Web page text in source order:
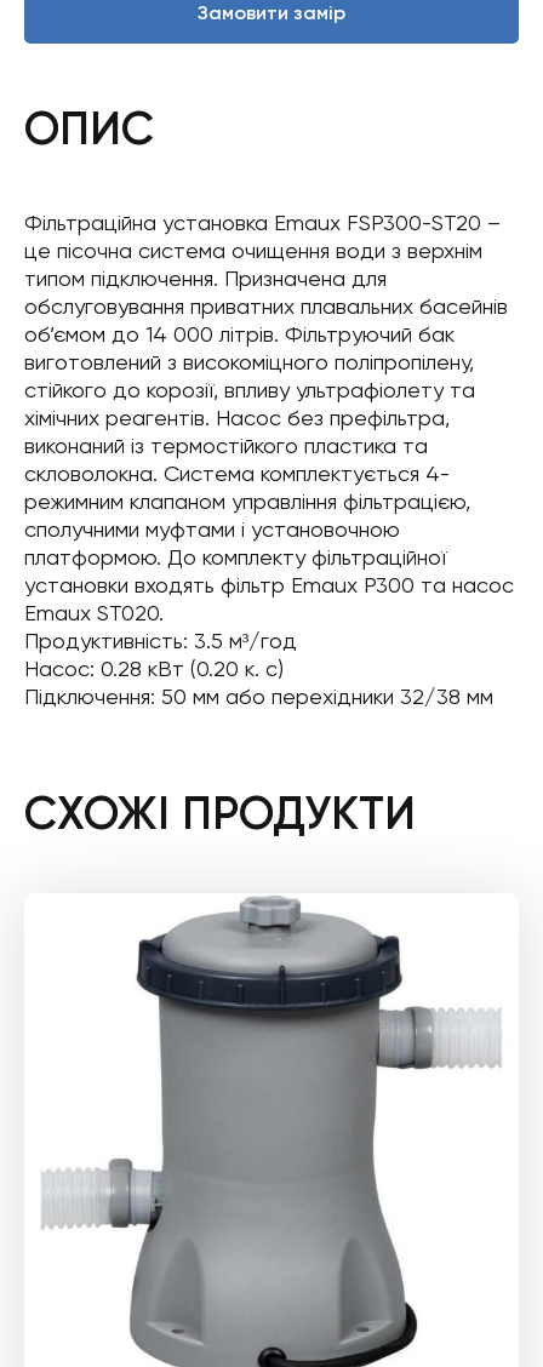
Замовити замір
ОПИС
Фільтраційна установка Emaux FSP300-ST20 –
це пісочна система очищення води з верхнім
типом підключення. Призначена для
обслуговування приватних плавальних басейнів
об’ємом до 14 000 літрів. Фільтруючий бак
виготовлений з високоміцного поліпропілену,
стійкого до корозії, впливу ультрафіолету та
хімічних реагентів. Насос без префільтра,
виконаний із термостійкого пластика та
скловолокна. Система комплектується 4-
режимним клапаном управління фільтрацією,
сполучними муфтами і установочною
платформою. До комплекту фільтраційної
установки входять фільтр Emaux P300 та насос
Emaux ST020.
Продуктивність: 3.5 м³/год
Насос: 0.28 кВт (0.20 к. с)
Підключення: 50 мм або перехідники 32/38 мм
СХОЖІ ПРОДУКТИ